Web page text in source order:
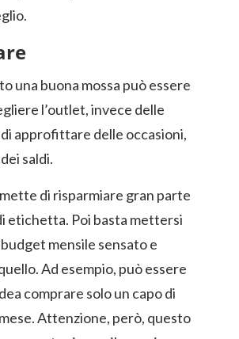
una buona mossa può essere
l’outlet, invece delle
approfittare delle occasioni,
saldi.
di risparmiare gran parte
etichetta. Poi basta mettersi
mensile sensato e
Ad esempio, può essere
comprare solo un capo di
Attenzione, però, questo